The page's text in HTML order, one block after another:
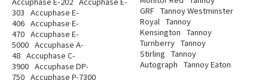
303 Accuphase E-
406 Accuphase E-
470 Accuphase E-
5000 Accuphase A-
48 Accuphase C-
3900 Accuphase DP-
750 Accuphase P-7300
GRF Tannoy Westminster
Royal Tannoy
Kensington Tannoy
Turnberry Tannoy
Stirling Tannoy
Autograph Tannoy Eaton